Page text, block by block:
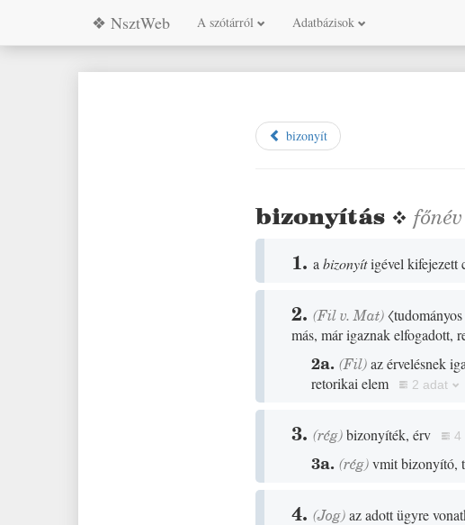
❖ NsztWeb A szótárról Adatbázisok
bizonyít
bizonyítás ❖főnév
1.abizonyítigével kifejezett
2.(Filv.Mat)
más, már igaznak elfogadott,
2a.(Fil) az érvelésnek
retorikai elem
2 adat
3.(rég) bizonyíték, érv 4
3a.(rég) vmit bizonyító,
4.(Jog) az adott ügyre